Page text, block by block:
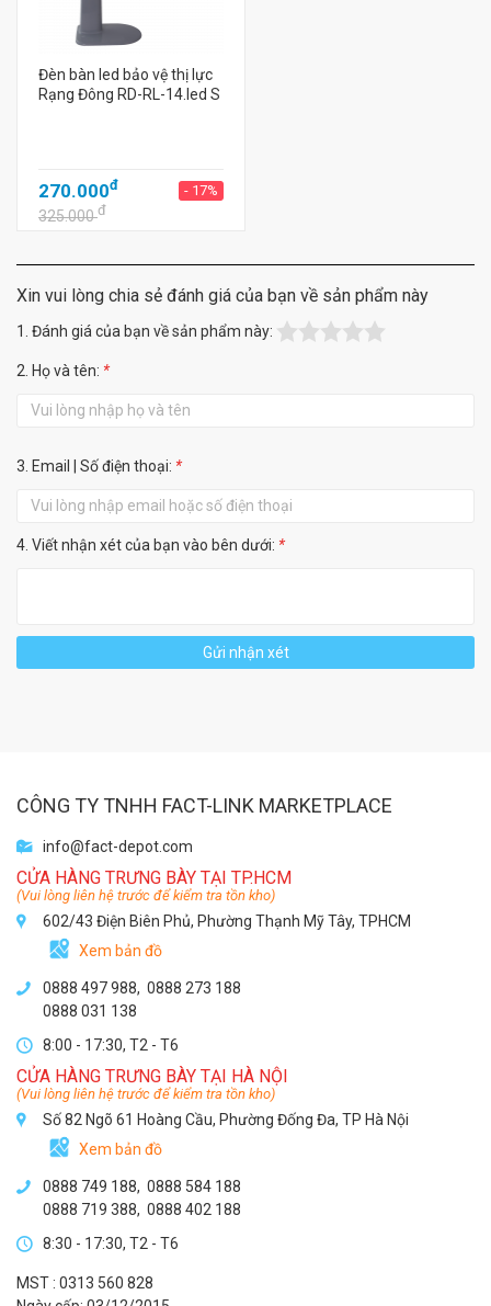
Đèn bàn led bảo vệ thị lực
Rạng Đông RD-RL-14.led S
270.000đ - 17%
325.000đ
Xin vui lòng chia sẻ đánh giá của bạn về sản phẩm này
1. Đánh giá của bạn về sản phẩm này:
2. Họ và tên: *
3. Email | Số điện thoại: *
4. Viết nhận xét của bạn vào bên dưới: *
Gửi nhận xét
CÔNG TY TNHH FACT-LINK MARKETPLACE
info@fact-depot.com
CỬA HÀNG TRƯNG BÀY TẠI TP.HCM
(Vui lòng liên hệ trước để kiểm tra tồn kho)
602/43 Điện Biên Phủ, Phường Thạnh Mỹ Tây, TPHCM
Xem bản đồ
0888 497 988, 0888 273 188
0888 031 138
8:00 - 17:30, T2 - T6
CỬA HÀNG TRƯNG BÀY TẠI HÀ NỘI
(Vui lòng liên hệ trước để kiểm tra tồn kho)
Số 82 Ngõ 61 Hoàng Cầu, Phường Đống Đa, TP Hà Nội
Xem bản đồ
0888 749 188, 0888 584 188
0888 719 388, 0888 402 188
8:30 - 17:30, T2 - T6
MST : 0313 560 828